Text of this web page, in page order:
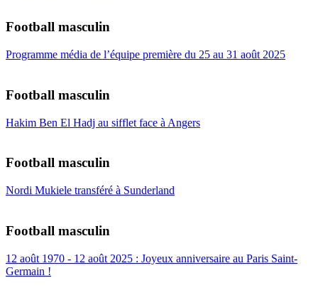
Football masculin
Programme média de l’équipe première du 25 au 31 août 2025
Football masculin
Hakim Ben El Hadj au sifflet face à Angers
Football masculin
Nordi Mukiele transféré à Sunderland
Football masculin
12 août 1970 - 12 août 2025 : Joyeux anniversaire au Paris Saint-
Germain !